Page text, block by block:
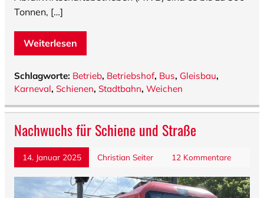
Tonnen, […]
Weiterlesen
Schlagworte: Betrieb, Betriebshof, Bus, Gleisbau,
Karneval, Schienen, Stadtbahn, Weichen
Nachwuchs für Schiene und Straße
14. Januar 2025 Christian Seiter 12 Kommentare